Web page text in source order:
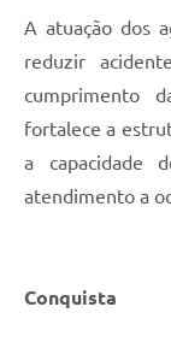
A atuação dos
reduzir
cumprimento
fortalece a
a capacidade
atendimento a
Conquista